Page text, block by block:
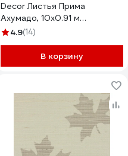
Decor Листья Прима
Ахумадо, 10x0.91 м
СПБ003100
4.9(14)
В корзину